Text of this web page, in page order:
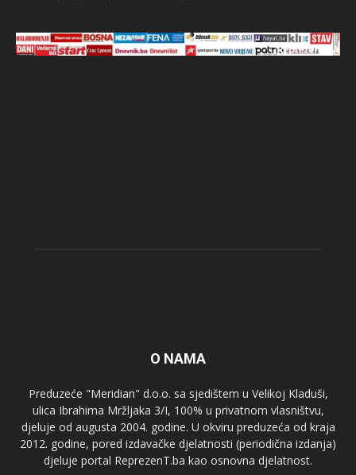
O NAMA
Preduzeće "Meridian" d.o.o. sa sjedištem u Velikoj Kladuši,
ulica Ibrahima Mržljaka 3/I, 100% u privatnom vlasništvu,
djeluje od augusta 2004. godine. U okviru preduzeća od kraja
2012. godine, pored izdavačke djelatnosti (periodična izdanja)
djeluje portal ReprezenT.ba kao osnovna djelatnost.